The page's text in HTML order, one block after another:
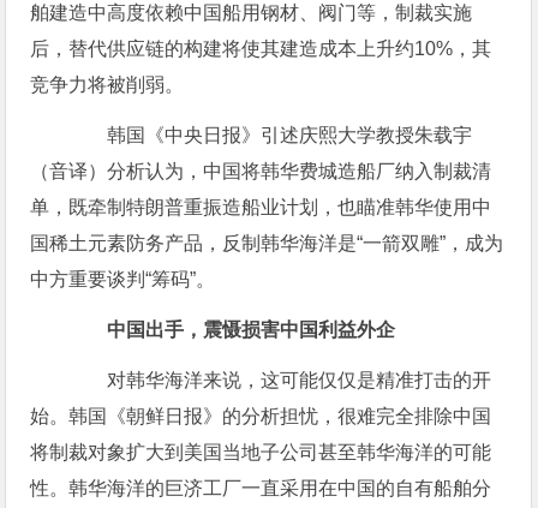
舶建造中高度依赖中国船用钢材、阀门等，制裁实施
后，替代供应链的构建将使其建造成本上升约10%，其
竞争力将被削弱。
韩国《中央日报》引述庆熙大学教授朱载宇
（音译）分析认为，中国将韩华费城造船厂纳入制裁清
单，既牵制特朗普重振造船业计划，也瞄准韩华使用中
国稀土元素防务产品，反制韩华海洋是“一箭双雕”，成为
中方重要谈判“筹码”。
中国出手，震慑损害中国利益外企
对韩华海洋来说，这可能仅仅是精准打击的开
始。韩国《朝鲜日报》的分析担忧，很难完全排除中国
将制裁对象扩大到美国当地子公司甚至韩华海洋的可能
性。韩华海洋的巨济工厂一直采用在中国的自有船舶分